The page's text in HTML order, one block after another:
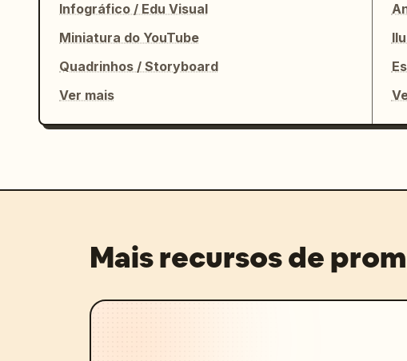
Infográfico / Edu Visual
Miniatura do YouTube
Quadrinhos / Storyboard
Ver mais
Mais recursos de